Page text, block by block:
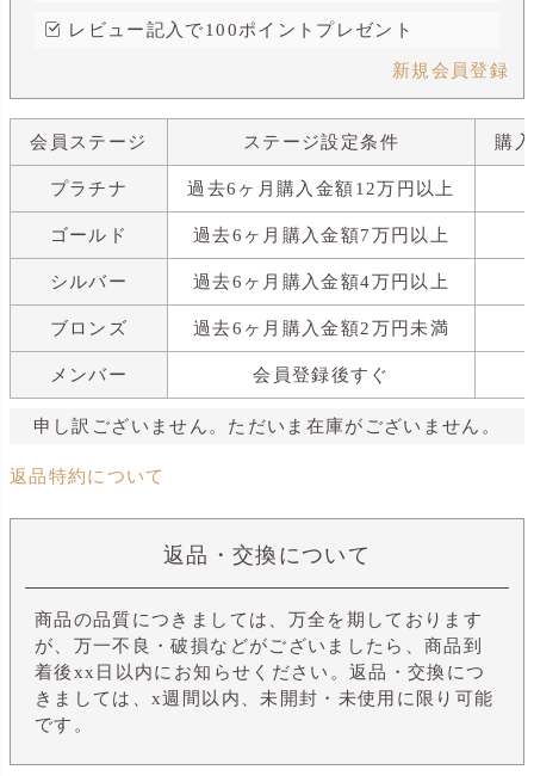
レビュー記入で100ポイントプレゼント
新規会員登録
会員ステージ ステージ設定条件 購
プラチナ 過去6ヶ月購入金額12万円以上
ゴールド 過去6ヶ月購入金額7万円以上
シルバー 過去6ヶ月購入金額4万円以上
ブロンズ 過去6ヶ月購入金額2万円未満
メンバー 会員登録後すぐ
申し訳ございません。ただいま在庫がございません。
返品特約について
返品・交換について
商品の品質につきましては、万全を期しております
が、万一不良・破損などがございましたら、商品到
着後xx日以内にお知らせください。返品・交換につ
きましては、x週間以内、未開封・未使用に限り可能
です。